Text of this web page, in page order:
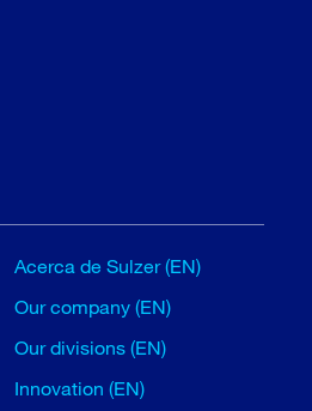
Acerca de Sulzer (EN)
Our company (EN)
Our divisions (EN)
Innovation (EN)